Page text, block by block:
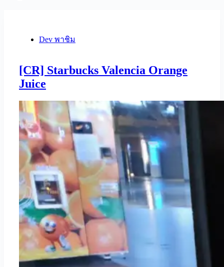
Dev พาชิม
[CR] Starbucks Valencia Orange
Juice